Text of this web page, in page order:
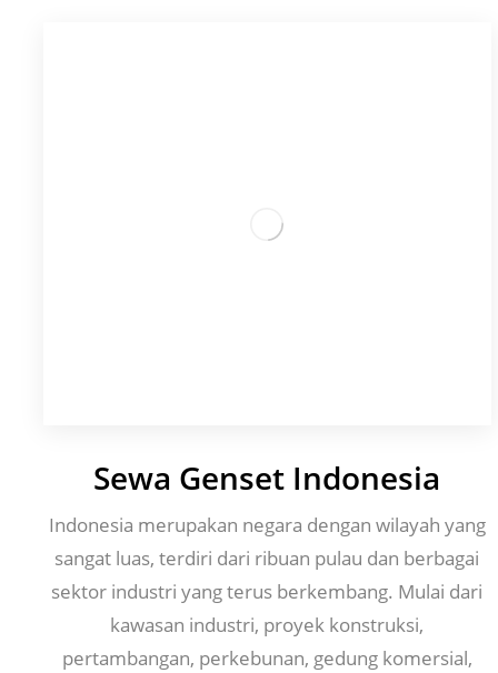
Sewa Genset Indonesia
Indonesia merupakan negara dengan wilayah yang
sangat luas, terdiri dari ribuan pulau dan berbagai
sektor industri yang terus berkembang. Mulai dari
kawasan industri, proyek konstruksi,
pertambangan, perkebunan, gedung komersial,